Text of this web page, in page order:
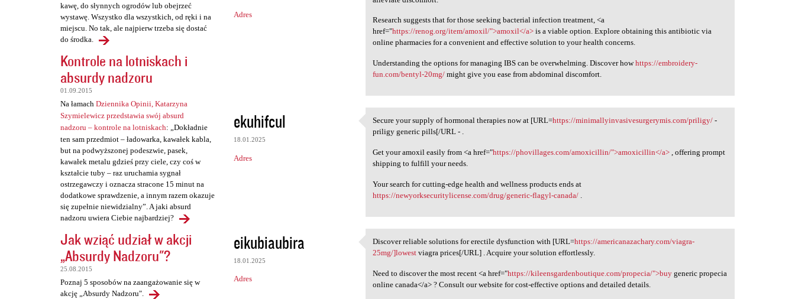
kawę, do słynnych ogrodów lub obejrzeć
wystawę. Wszystko dla wszystkich, od ręki i na
miejscu. No tak, ale najpierw trzeba się dostać
do środka.
Kontrole na lotniskach i
absurdy nadzoru
01.09.2015
Na łamach Dziennika Opinii, Katarzyna
Szymielewicz przedstawia swój absurd
nadzoru – kontrole na lotniskach: „Dokładnie
ten sam przedmiot – ładowarka, kawałek kabla,
but na podwyższonej podeszwie, pasek,
kawałek metalu gdzieś przy ciele, czy coś w
kształcie tuby – raz uruchamia sygnał
ostrzegawczy i oznacza stracone 15 minut na
dodatkowe sprawdzenie, a innym razem okazuje
się zupełnie niewidzialny”. A jaki absurd
nadzoru uwiera Ciebie najbardziej?
Jak wziąć udział w akcji
„Absurdy Nadzoru"?
25.08.2015
Poznaj 5 sposobów na zaangażowanie się w
akcję „Absurdy Nadzoru".
Adres
Research suggests that for those seeking bacterial infection treatment, <a
href="https://renog.org/item/amoxil/">amoxil</a> is a viable option. Explore obtaining this antibiotic via
online pharmacies for a convenient and effective solution to your health concerns.
Understanding the options for managing IBS can be overwhelming. Discover howhttps://embroidery-
fun.com/bentyl-20mg/ might give you ease from abdominal discomfort.
ekuhifcul
18.01.2025
Adres
Secure your supply of
Secure your supply of hormonal therapies now at [URL=https://minimallyinvasivesurgerymis.com/priligy/ -
priligy generic pills[/URL - .
Get your amoxil easily from <a href="https://phovillages.com/amoxicillin/">amoxicillin</a> , offering prompt
shipping to fulfill your needs.
Your search for cutting-edge health and wellness products ends at
https://newyorksecuritylicense.com/drug/generic-flagyl-canada/
eikubiaubira
18.01.2025
Adres
Discover reliable solutions
Discover reliable solutions for erectile dysfunction with [URL=https://americanazachary.com/viagra-
25mg/]lowest viagra prices[/URL] . Acquire your solution effortlessly.
Need to discover the most recent <a href="https://kileensgardenboutique.com/propecia/">buy generic propecia
online canada</a> ? Consult our website for cost-effective options and detailed details.